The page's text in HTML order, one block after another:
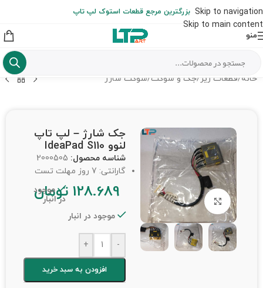
Skip to navigation
Skip to main content
از شهرستان به عهده مشتری است)
بزرگترین مرجع قطعات استوک لپ تاپ
منو
خانه /قطعات ریز /جک و سوکت/سوکت شارژ
برای بزرگنمایی کلیک کنید
جک شارژ – لپ تاپ
لنوو IdeaPad S110
شناسه محصول: 2000505
گارانتی: 7 روز مهلت تست
128.689 تومان
موجود
در انبار
موجود در انبار
-
+
افزودن به سبد خرید